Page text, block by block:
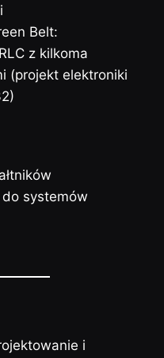
Belt:
z kilkoma
(projekt elektroniki
systemów
i